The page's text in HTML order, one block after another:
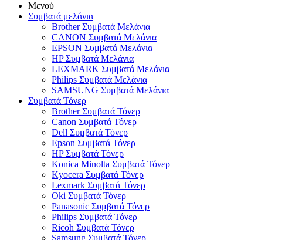
Μενού
Συμβατά μελάνια
Brother Συμβατά Μελάνια
CANON Συμβατά Μελάνια
EPSON Συμβατά Μελάνια
HP Συμβατά Μελάνια
LEXMARK Συμβατά Μελάνια
Philips Συμβατά Μελάνια
SAMSUNG Συμβατά Μελάνια
Συμβατά Τόνερ
Brother Συμβατά Τόνερ
Canon Συμβατά Τόνερ
Dell Συμβατά Τόνερ
Epson Συμβατά Τόνερ
HP Συμβατά Τόνερ
Konica Minolta Συμβατά Τόνερ
Kyocera Συμβατά Τόνερ
Lexmark Συμβατά Τόνερ
Oki Συμβατά Τόνερ
Panasonic Συμβατά Τόνερ
Philips Συμβατά Τόνερ
Ricoh Συμβατά Τόνερ
Samsung Συμβατά Τόνερ